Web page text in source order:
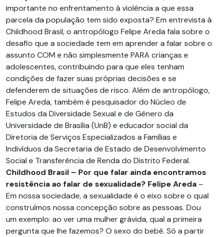
importante no enfrentamento à violência a que essa
parcela da população tem sido exposta? Em entrevista à
Childhood Brasil, o antropólogo Felipe Areda fala sobre o
desafio que a sociedade tem em aprender a falar sobre o
assunto COM e não simplesmente PARA crianças e
adolescentes, contribuindo para que eles tenham
condições de fazer suas próprias decisões e se
defenderem de situações de risco. Além de antropólogo,
Felipe Areda, também é pesquisador do Núcleo de
Estudos da Diversidade Sexual e de Gênero da
Universidade de Brasília (UnB) e educador social da
Diretoria de Serviços Especializados a Famílias e
Indivíduos da Secretaria de Estado de Desenvolvimento
Social e Transferência de Renda do Distrito Federal.
Childhood Brasil – Por que falar ainda encontramos
resistência ao falar de sexualidade? Felipe Areda –
Em nossa sociedade, a sexualidade é o eixo sobre o qual
construímos nossa concepção sobre as pessoas. Dou
um exemplo: ao ver uma mulher grávida, qual a primeira
pergunta que lhe fazemos? O sexo do bebê. Só a partir